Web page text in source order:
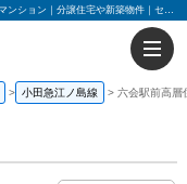
六会駅前高層住宅 神奈川県藤沢市亀井野1丁目｜1,890万円の中古マンション｜分譲住宅や新築物件｜センチュリー21富士ハウジング
小田急江ノ島線 六会駅前高層